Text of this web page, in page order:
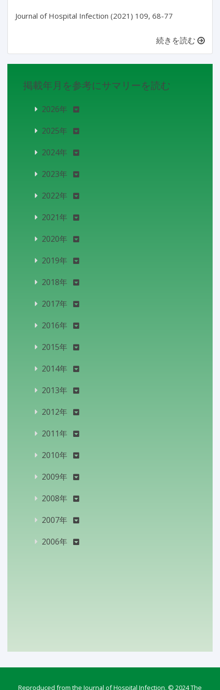
Journal of Hospital Infection (2021) 109, 68-77
続きを読む
掲載年月を参考にサマリーを読む
2026年
2025年
2024年
2023年
2022年
2021年
2020年
2019年
2018年
2017年
2016年
2015年
2014年
2013年
2012年
2011年
2010年
2009年
2008年
2007年
2006年
Reproduced from the Journal of Hospital Infection, © 2024 The